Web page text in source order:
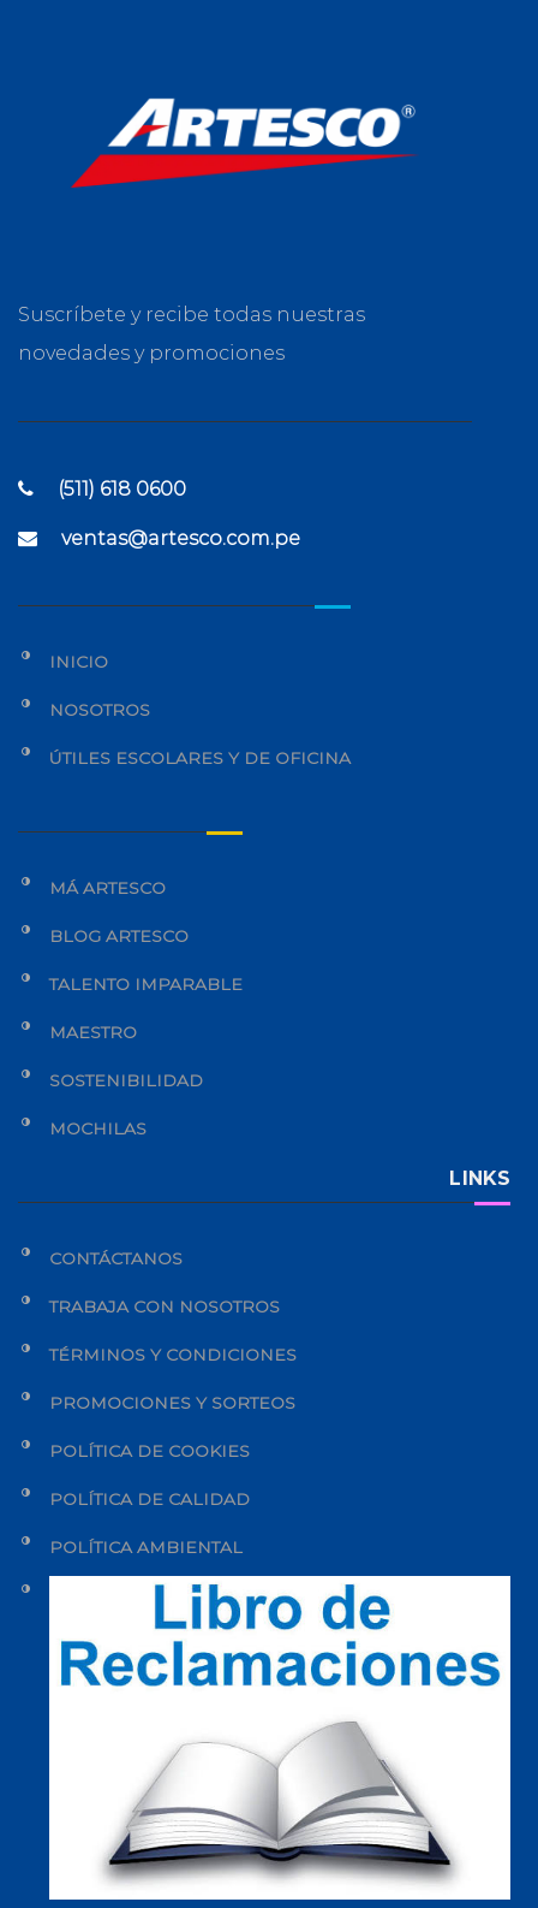
Suscríbete y recibe todas nuestras
novedades y promociones
(511) 618 0600
ventas@artesco.com.pe
INICIO
NOSOTROS
ÚTILES ESCOLARES Y DE OFICINA
MÁ ARTESCO
BLOG ARTESCO
TALENTO IMPARABLE
MAESTRO
SOSTENIBILIDAD
MOCHILAS
LINKS
CONTÁCTANOS
TRABAJA CON NOSOTROS
TÉRMINOS Y CONDICIONES
PROMOCIONES Y SORTEOS
POLÍTICA DE COOKIES
POLÍTICA DE CALIDAD
POLÍTICA AMBIENTAL